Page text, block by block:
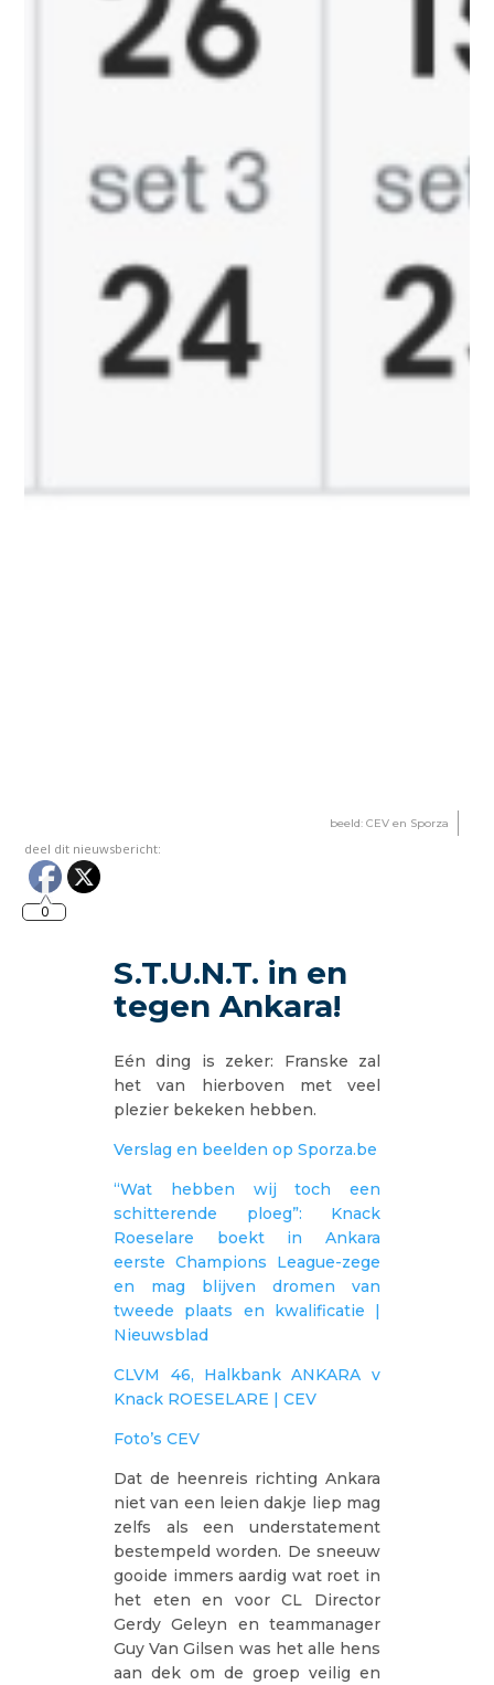
beeld: CEV en Sporza
deel dit nieuwsbericht:
0
S.T.U.N.T. in en
tegen Ankara!
Eén ding is zeker: Franske zal
het van hierboven met veel
plezier bekeken hebben.
Verslag en beelden op Sporza.be
“Wat hebben wij toch een
schitterende ploeg”: Knack
Roeselare boekt in Ankara
eerste Champions League-zege
en mag blijven dromen van
tweede plaats en kwalificatie |
Nieuwsblad
CLVM 46, Halkbank ANKARA v
Knack ROESELARE | CEV
Foto’s CEV
Dat de heenreis richting Ankara
niet van een leien dakje liep mag
zelfs als een understatement
bestempeld worden. De sneeuw
gooide immers aardig wat roet in
het eten en voor CL Director
Gerdy Geleyn en teammanager
Guy Van Gilsen was het alle hens
aan dek om de groep veilig en